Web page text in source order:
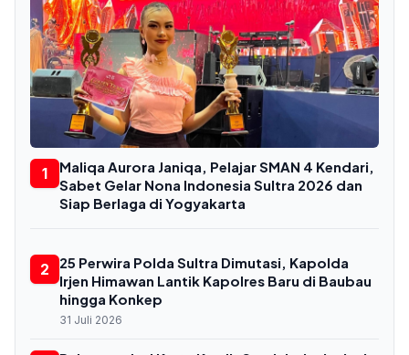
1
Maliqa Aurora Janiqa, Pelajar SMAN 4 Kendari,
Sabet Gelar Nona Indonesia Sultra 2026 dan
Siap Berlaga di Yogyakarta
2
25 Perwira Polda Sultra Dimutasi, Kapolda
Irjen Himawan Lantik Kapolres Baru di Baubau
hingga Konkep
31 Juli 2026